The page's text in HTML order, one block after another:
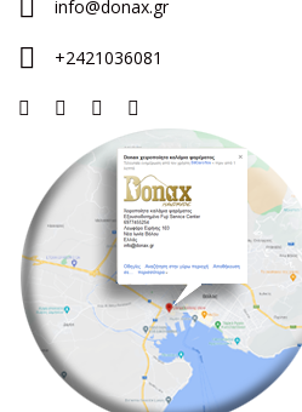
info@donax.gr
+2421036081